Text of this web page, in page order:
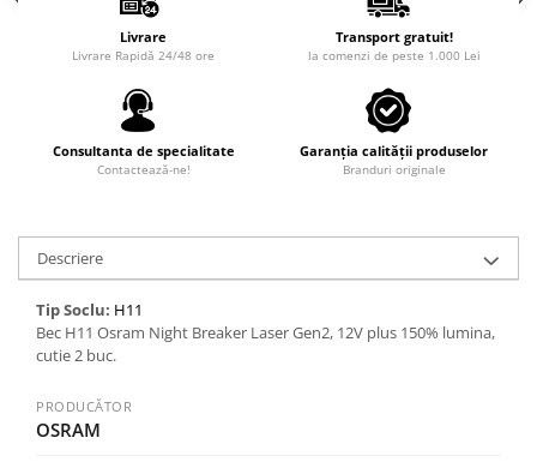
Livrare
Livrare Rapidă 24/48 ore
Transport gratuit!
la comenzi de peste 1.000 Lei
Consultanta de specialitate
Contactează-ne!
Garanția calității produselor
Branduri originale
Descriere
Tip Soclu: H11
Bec H11 Osram Night Breaker Laser Gen2, 12V plus 150% lumina,
cutie 2 buc.
PRODUCĂTOR
OSRAM